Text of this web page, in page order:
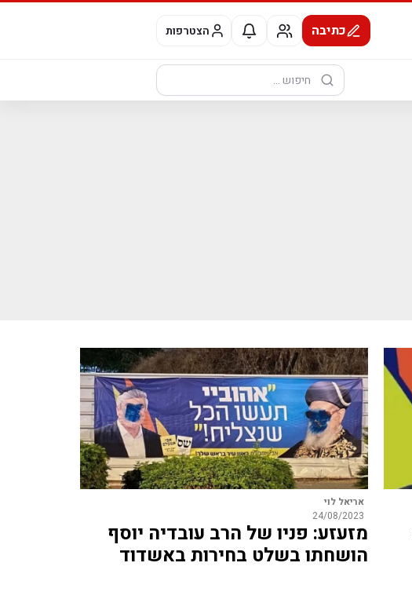
כתיבה הצטרפות
חיפוש:
אריאל לוי
24/08/2023
מזעזע: פניו של הרב עובדיה יוסף
הושחתו בשלט בחירות באשדוד